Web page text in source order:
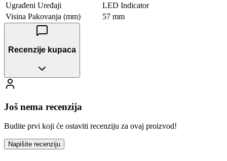
Ugrađeni Uređaji
LED Indicator
Visina Pakovanja (mm)
57 mm
Recenzije kupaca
Još nema recenzija
Budite prvi koji će ostaviti recenziju za ovaj proizvod!
Napišite recenziju